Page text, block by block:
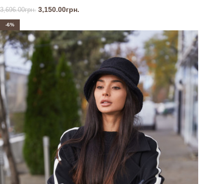
3,696.00грн. 3,150.00грн.
-6%